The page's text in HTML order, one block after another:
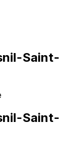
Saint-
Saint-